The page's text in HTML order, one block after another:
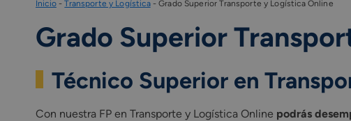
Inicio-Transporte y Logística-Grado Superior Transporte y Logística Online
Grado Superior
Técnico Superior en
Con nuestra FP en Transporte y Logística Online podrás